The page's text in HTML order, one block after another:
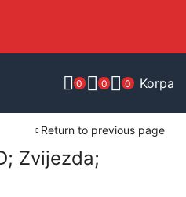
0 0 0 Korpa
Return to previous page
Zvijezda;